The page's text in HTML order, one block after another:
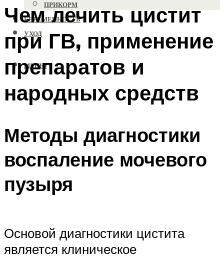
ПРИКОРМ
БЕРЕМЕННОСТЬ
УХОД
МЕНЮ
Чем лечить цистит
при ГВ, применение
препаратов и
народных средств
Методы диагностики
воспаление мочевого
пузыря
Основой диагностики цистита
является клиническое